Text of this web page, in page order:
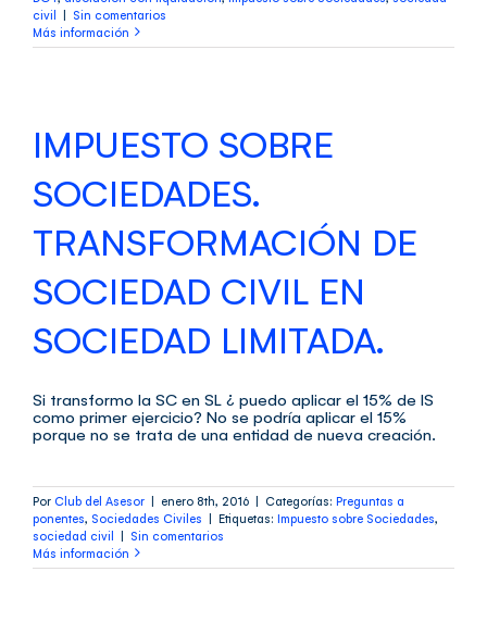
civil | Sin comentarios
Más información
IMPUESTO SOBRE
SOCIEDADES.
TRANSFORMACIÓN DE
SOCIEDAD CIVIL EN
SOCIEDAD LIMITADA.
Si transformo la SC en SL ¿ puedo aplicar el 15% de IS
como primer ejercicio? No se podría aplicar el 15%
porque no se trata de una entidad de nueva creación.
Por Club del Asesor | enero 8th, 2016 | Categorías: Preguntas a
ponentes, Sociedades Civiles | Etiquetas: Impuesto sobre Sociedades,
sociedad civil | Sin comentarios
Más información